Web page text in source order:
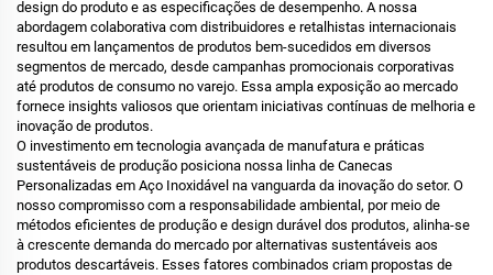
design do produto e as especificações de desempenho. A nossa
abordagem colaborativa com distribuidores e retalhistas internacionais
resultou em lançamentos de produtos bem-sucedidos em diversos
segmentos de mercado, desde campanhas promocionais corporativas
até produtos de consumo no varejo. Essa ampla exposição ao mercado
fornece insights valiosos que orientam iniciativas contínuas de melhoria e
inovação de produtos.
O investimento em tecnologia avançada de manufatura e práticas
sustentáveis de produção posiciona nossa linha de Canecas
Personalizadas em Aço Inoxidável na vanguarda da inovação do setor. O
nosso compromisso com a responsabilidade ambiental, por meio de
métodos eficientes de produção e design durável dos produtos, alinha-se
à crescente demanda do mercado por alternativas sustentáveis aos
produtos descartáveis. Esses fatores combinados criam propostas de